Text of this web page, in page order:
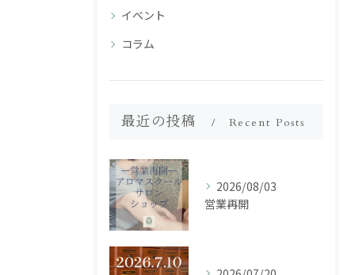
イベント
コラム
最近の投稿 Recent Posts
2026/08/03
営業再開